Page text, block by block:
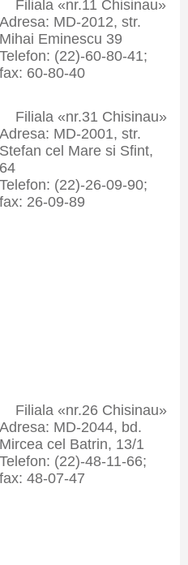
Filiala «nr.11 Chisinau»
Adresa: MD-2012, str.
Mihai Eminescu 39
Telefon: (22)-60-80-41;
fax: 60-80-40
Filiala «nr.31 Chisinau»
Adresa: MD-2001, str.
Stefan cel Mare si Sfint,
64
Telefon: (22)-26-09-90;
fax: 26-09-89
Filiala «nr.26 Chisinau»
Adresa: MD-2044, bd.
Mircea cel Batrin, 13/1
Telefon: (22)-48-11-66;
fax: 48-07-47